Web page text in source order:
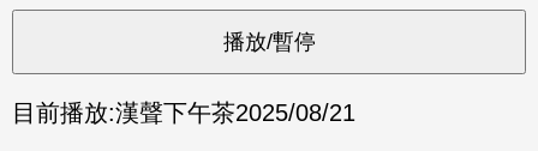
目前播放:漢聲下午茶2025/08/21